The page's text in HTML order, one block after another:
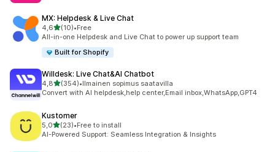
MX: Helpdesk & Live Chat
4,6/ 5 tähteä
(10)
10 arvostelua yhteensä
•Free
All-in-one Helpdesk and Live Chat to power up support team
Built for Shopify
Willdesk: Live Chat&AI Chatbot
4,8/ 5 tähteä
(354)
354 arvostelua yhteensä
•Ilmainen sopimus saatavilla
Convert with AI helpdesk,help center,Email inbox,WhatsApp,GPT4
Kustomer
5,0/ 5 tähteä
(23)
23 arvostelua yhteensä
•Free to install
AI-Powered Support: Seamless Integration & Insights